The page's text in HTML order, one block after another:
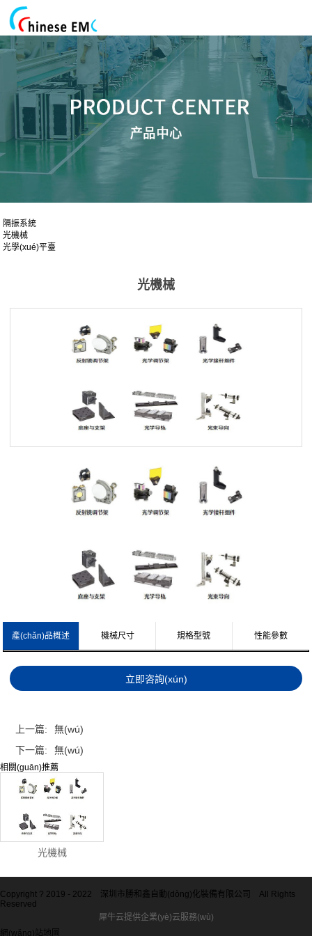
隔振系統
光機械
光學(xué)平臺
光機械
產(chǎn)品概述 機械尺寸 規格型號 性能參數
上一篇:
無(wú)
下一篇:
無(wú)
相關(guān)推薦
光機械
Copyright ? 2019 - 2022 深圳市勝和鑫自動(dòng)化裝備有限公司
All Rights
Reserved
犀牛云提供企業(yè)云服務(wù)
網(wǎng)站地圖